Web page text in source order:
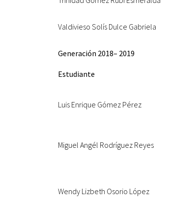
Valdivieso Solís Dulce Gabriela
Generación 2018– 2019
Estudiante
Luis Enrique Gómez Pérez
Miguel Angél Rodríguez Reyes
Wendy Lizbeth Osorio López